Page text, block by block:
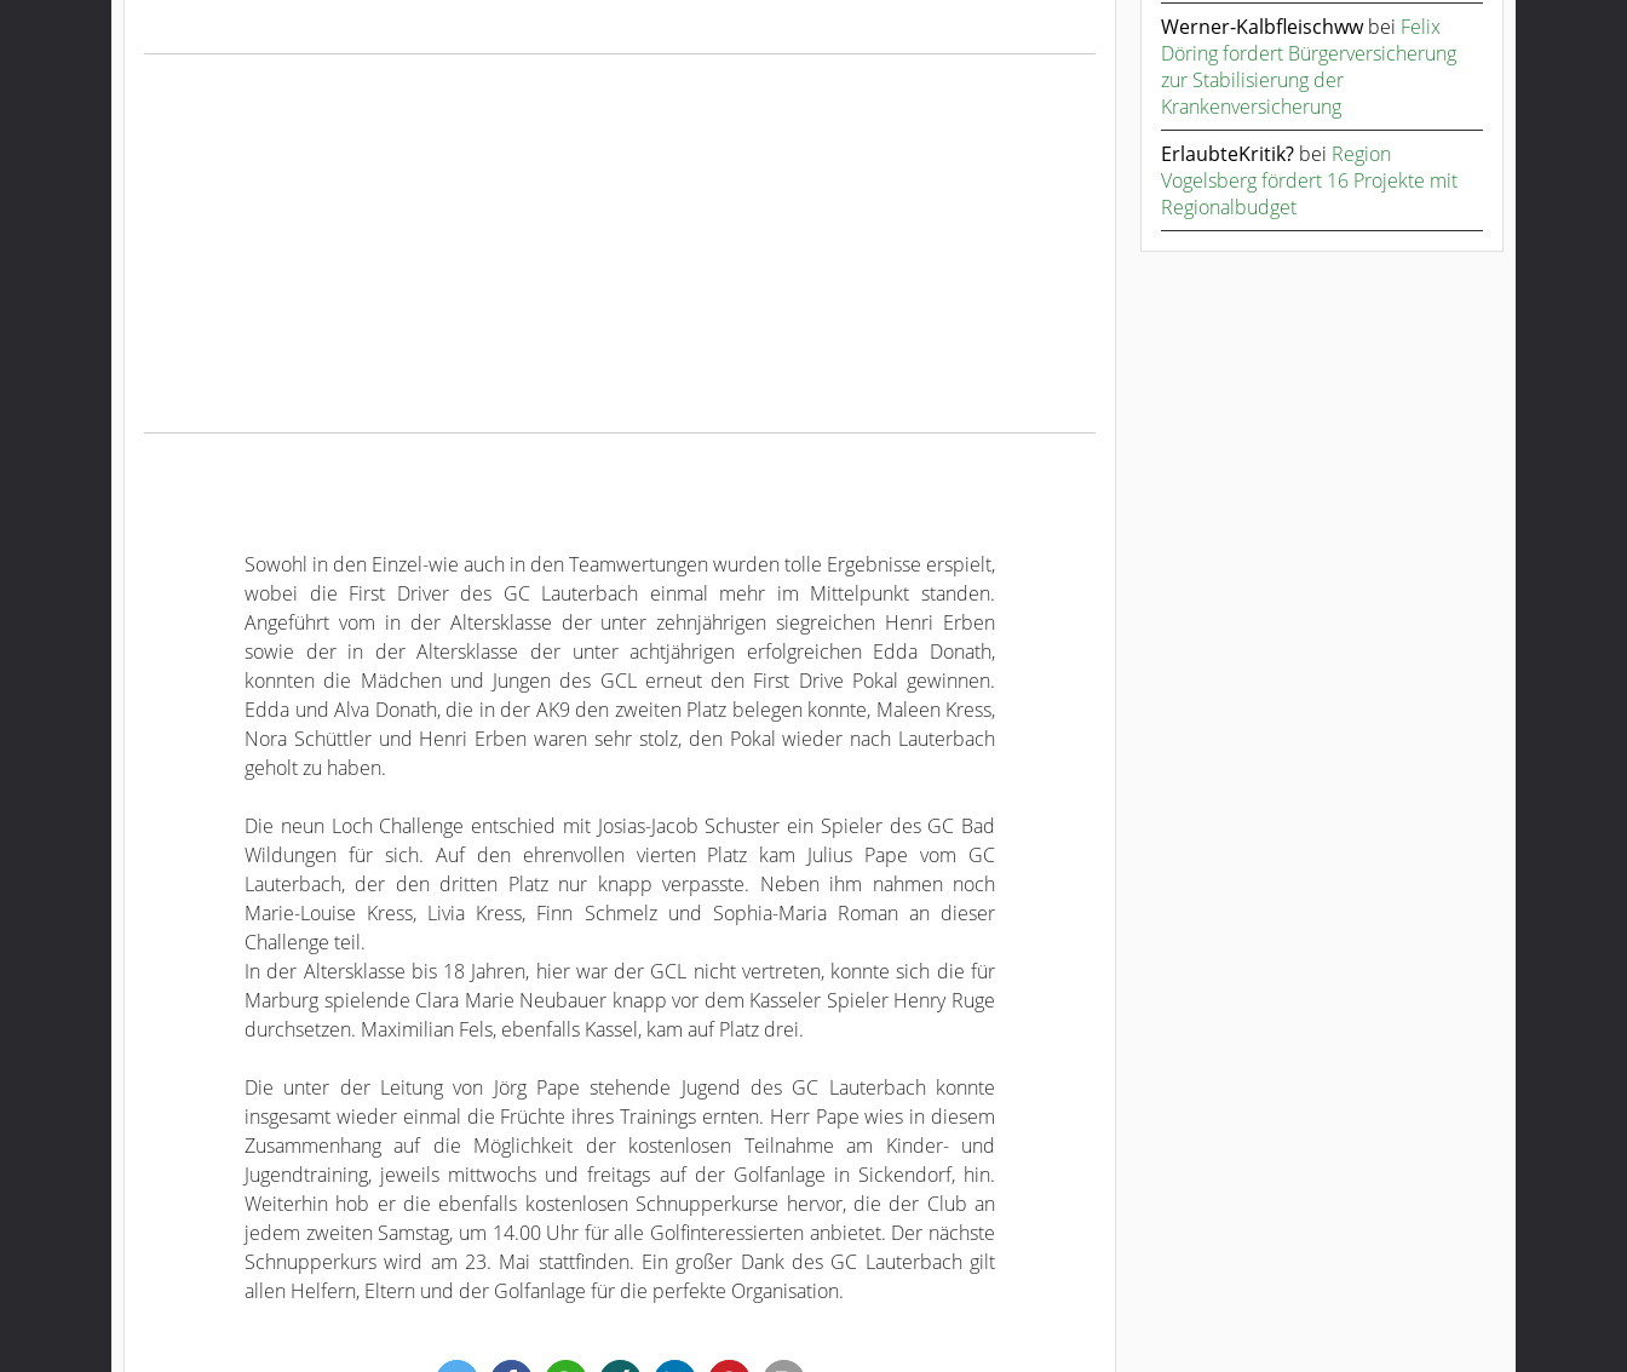
Sowohl in den Einzel-wie auch in den Teamwertungen wurden tolle Ergebnisse erspielt,
wobei die First Driver des GC Lauterbach einmal mehr im Mittelpunkt standen.
Angeführt vom in der Altersklasse der unter zehnjährigen siegreichen Henri Erben
sowie der in der Altersklasse der unter achtjährigen erfolgreichen Edda Donath,
konnten die Mädchen und Jungen des GCL erneut den First Drive Pokal gewinnen.
Edda und Alva Donath, die in der AK9 den zweiten Platz belegen konnte, Maleen Kress,
Nora Schüttler und Henri Erben waren sehr stolz, den Pokal wieder nach Lauterbach
geholt zu haben.
Die neun Loch Challenge entschied mit Josias-Jacob Schuster ein Spieler des GC Bad
Wildungen für sich. Auf den ehrenvollen vierten Platz kam Julius Pape vom GC
Lauterbach, der den dritten Platz nur knapp verpasste. Neben ihm nahmen noch
Marie-Louise Kress, Livia Kress, Finn Schmelz und Sophia-Maria Roman an dieser
Challenge teil.
In der Altersklasse bis 18 Jahren, hier war der GCL nicht vertreten, konnte sich die für
Marburg spielende Clara Marie Neubauer knapp vor dem Kasseler Spieler Henry Ruge
durchsetzen. Maximilian Fels, ebenfalls Kassel, kam auf Platz drei.
Die unter der Leitung von Jörg Pape stehende Jugend des GC Lauterbach konnte
insgesamt wieder einmal die Früchte ihres Trainings ernten. Herr Pape wies in diesem
Zusammenhang auf die Möglichkeit der kostenlosen Teilnahme am Kinder- und
Jugendtraining, jeweils mittwochs und freitags auf der Golfanlage in Sickendorf, hin.
Weiterhin hob er die ebenfalls kostenlosen Schnupperkurse hervor, die der Club an
jedem zweiten Samstag, um 14.00 Uhr für alle Golfinteressierten anbietet. Der nächste
Schnupperkurs wird am 23. Mai stattfinden. Ein großer Dank des GC Lauterbach gilt
allen Helfern, Eltern und der Golfanlage für die perfekte Organisation.
Werner-Kalbfleischwwbei Felix
Döring fordert Bürgerversicherung
zur Stabilisierung der
Krankenversicherung
ErlaubteKritik? bei Region
Vogelsberg fördert 16 Projekte mit
Regionalbudget